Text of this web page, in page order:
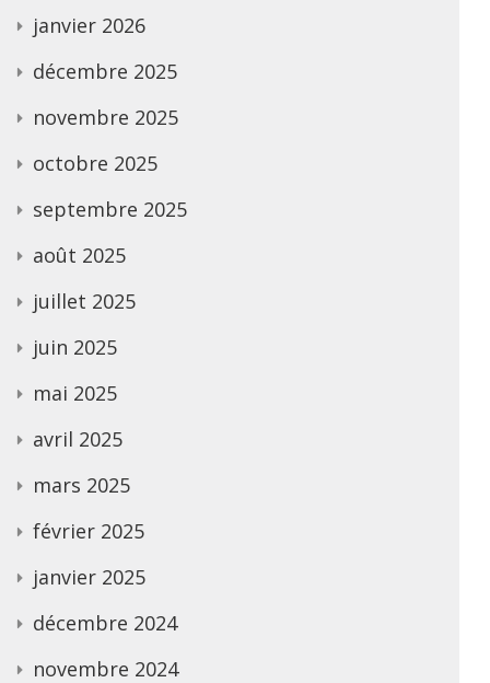
janvier 2026
décembre 2025
novembre 2025
octobre 2025
septembre 2025
août 2025
juillet 2025
juin 2025
mai 2025
avril 2025
mars 2025
février 2025
janvier 2025
décembre 2024
novembre 2024